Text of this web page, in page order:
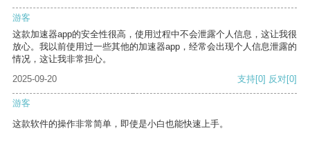
游客
这款加速器app的安全性很高，使用过程中不会泄露个人信息，这让我很
放心。我以前使用过一些其他的加速器app，经常会出现个人信息泄露的
情况，这让我非常担心。
2025-09-20
支持[0] 反对[0]
游客
这款软件的操作非常简单，即使是小白也能快速上手。